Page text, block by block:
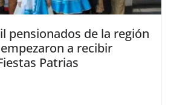
pensionados de la región
a recibir
Patrias​